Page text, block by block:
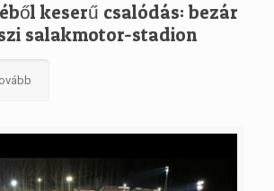
keserű csalódás: bezár
salakmotor-stadion